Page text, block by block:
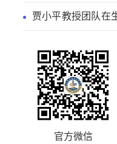
贾小平教授团队在
官方微信